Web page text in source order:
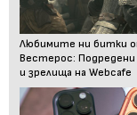
Любимите ни битки
Вестерос: Подредени
и зрелища на Webcafe